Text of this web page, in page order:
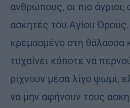
ανθρώπους, οι πιο άγριοι,
ασκητές του Αγίου
κρεμασμένο στη θάλασσα
τυχαίνει κάποτε να
ρίχνουν μέσα λίγο ψωμί,
να μην αφήνουν τους